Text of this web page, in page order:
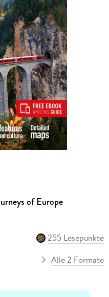
of Europe
255 Lesepunkte
Alle 2 Formate